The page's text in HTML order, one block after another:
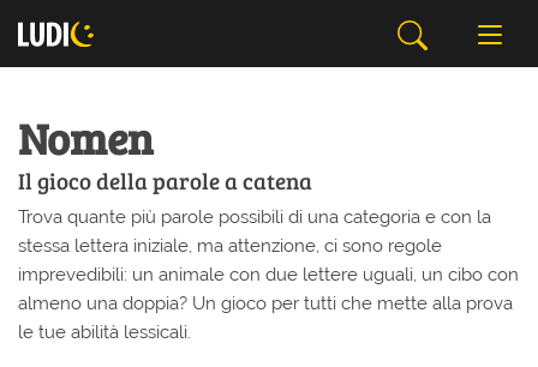
Nomen
Il gioco della parole a catena
Trova quante più parole possibili di una categoria e con la
stessa lettera iniziale, ma attenzione, ci sono regole
imprevedibili: un animale con due lettere uguali, un cibo con
almeno una doppia? Un gioco per tutti che mette alla prova
le tue abilità lessicali.